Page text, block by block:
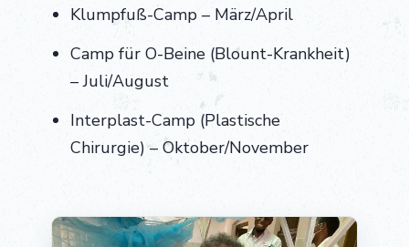
Klumpfuß-Camp – März/April
Camp für O-Beine (Blount-Krankheit)
– Juli/August
Interplast-Camp (Plastische
Chirurgie) – Oktober/November